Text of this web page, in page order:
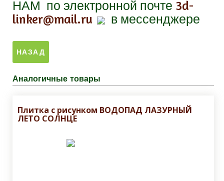
НАМ по электронной почте 3d-
linker@mail.ru
в мессенджере
Аналогичные товары
Плитка с рисунком ВОДОПАД ЛАЗУРНЫЙ
ЛЕТО СОЛНЦЕ